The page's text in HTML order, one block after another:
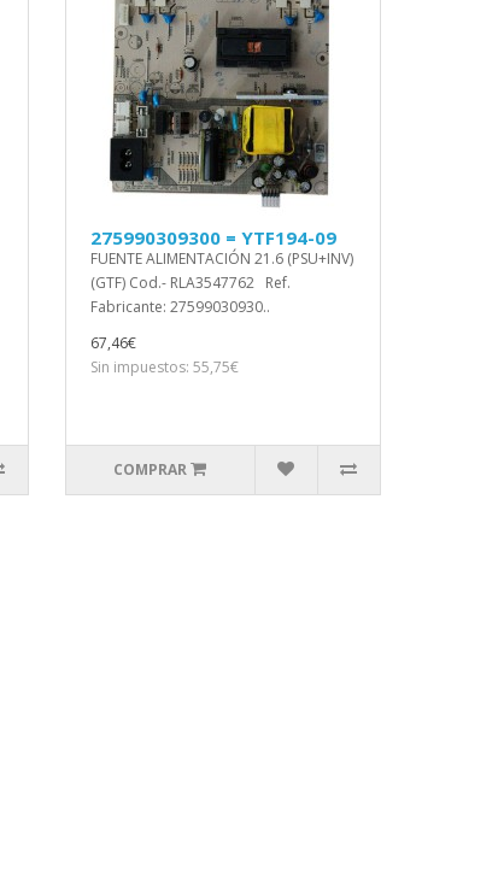
275990309300 = YTF194-09
FUENTE ALIMENTACIÓN 21.6 (PSU+INV)
(GTF) Cod.- RLA3547762 Ref.
Fabricante: 27599030930..
67,46€
Sin impuestos: 55,75€
COMPRAR